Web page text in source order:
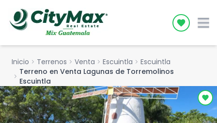
Icon
Inicio chevron_right Terrenos chevron_right Venta chevron_right Escuintla chevron_right Escuintla
chevron_right Terreno en Venta Lagunas de Torremolinos
Escuintla